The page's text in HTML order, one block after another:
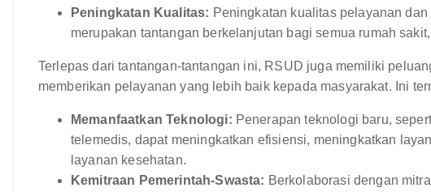
Peningkatan Kualitas: Peningkatan kualitas pelayanan
merupakan tantangan berkelanjutan bagi semua rumah
Terlepas dari tantangan-tantangan ini, RSUD juga memiliki
memberikan pelayanan yang lebih baik kepada masyarakat. Ini
Memanfaatkan Teknologi: Penerapan teknologi baru,
telemedis, dapat meningkatkan efisiensi, meningkatkan
layanan kesehatan.
Kemitraan Pemerintah-Swasta: Berkolaborasi dengan